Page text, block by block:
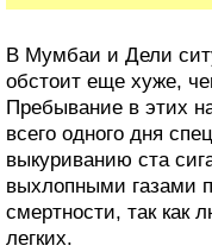
В Мумбаи и Дели
обстоит еще хуже,
Пребывание в этих
всего одного дня
выкуриванию ста
выхлопными газами
смертности, так как
легких.